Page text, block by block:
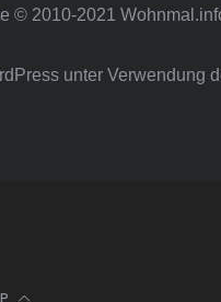
© 2010-2021
unter Verwendung